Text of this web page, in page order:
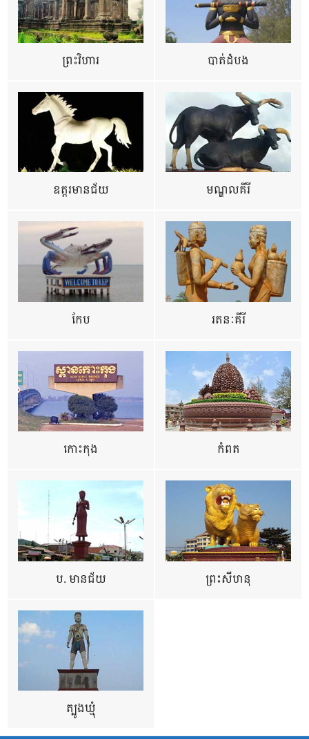
ព្រះវិហារ បាត់ដំបង
ឧត្ដរមានជ័យ មណ្ឌលគីរី
កែប រតនៈគីរី
កោះកុង កំពត
ប. មានជ័យ ព្រះសីហនុ
ត្បូងឃ្មុំ